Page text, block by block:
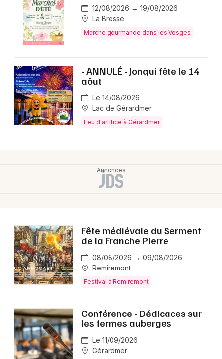
12/08/2026 → 19/08/2026
La Bresse
Marche gourmande dans les Vosges
- ANNULÉ - Jonqui fête le 14
aôut
Le 14/08/2026
Lac de Gérardmer
Feu d'artifice à Gérardmer
Fête médiévale du Serment
de la Franche Pierre
08/08/2026 → 09/08/2026
Remiremont
Festival à Remiremont
Conférence - Dédicaces sur
les fermes auberges
Le 11/09/2026
Gérardmer